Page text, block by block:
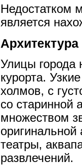
Недостатком
является
Архитектура
Улицы
курорта.
холмов, с
со старинной
множеством
театры,
развлечений.